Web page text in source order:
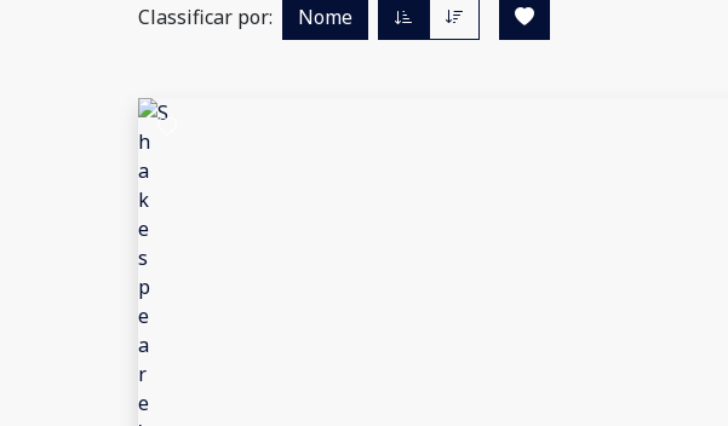
Classificar por: Nome